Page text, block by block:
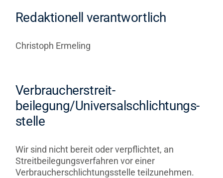
Redaktionell verantwortlich
Christoph Ermeling
Verbraucher­streit­
beilegung/Universal­schlichtungs­
stelle
Wir sind nicht bereit oder verpflichtet, an
Streitbeilegungsverfahren vor einer
Verbraucherschlichtungsstelle teilzunehmen.